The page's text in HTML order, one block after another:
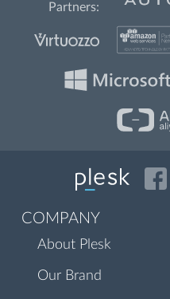
Partners:
COMPANY
About Plesk
Our Brand